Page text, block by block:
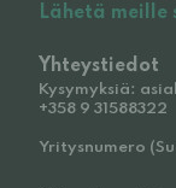
Lähetä meille
Yhteystiedot
Kysymyksiä:
+358 9 31588322
Yritysnumero